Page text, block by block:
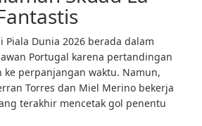
Piala Dunia 2026 berada dalam
Portugal karena pertandingan
perpanjangan waktu. Namun,
Torres dan Miel Merino bekerja
terakhir mencetak gol penentu